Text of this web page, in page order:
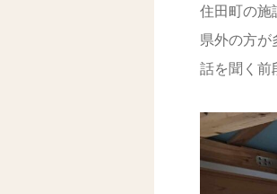
住田町の施
県外の方が
話を聞く前